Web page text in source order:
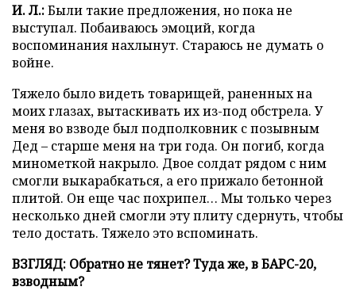
И. Л.:Были такие предложения, но пока не
выступал. Побаиваюсь эмоций, когда
воспоминания нахлынут. Стараюсь не думать о
войне.
Тяжело было видеть товарищей, раненных на
моих глазах, вытаскивать их из-под обстрела. У
меня во взводе был подполковник с позывным
Дед – старше меня на три года. Он погиб, когда
минометкой накрыло. Двое солдат рядом с ним
смогли выкарабкаться, а его прижало бетонной
плитой. Он еще час похрипел… Мы только через
несколько дней смогли эту плиту сдернуть, чтобы
тело достать. Тяжело это вспоминать.
ВЗГЛЯД: Обратно не тянет? Туда же, в БАРС-20,
взводным?